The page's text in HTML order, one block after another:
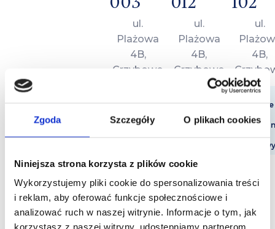
Zgoda Szczegóły O plikach cookies
Niniejsza strona korzysta z plików cookie
Wykorzystujemy pliki cookie do spersonalizowania treści
i reklam, aby oferować funkcje społecznościowe i
analizować ruch w naszej witrynie. Informacje o tym, jak
korzystasz z naszej witryny, udostępniamy partnerom
ul.
Plażowa
4B,
Grzybowo
Parter
Taras
od
350
zł
/
ul.
Plażowa
4B,
Grzybowo
Taras
od
350
zł
/
ul.
4B,
36 m2
2 pokoje
1 piętro
350
zł